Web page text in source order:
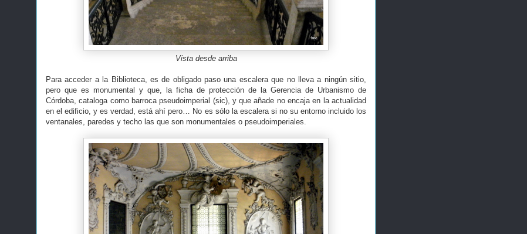
Vista desde arriba
Para acceder a la Biblioteca, es de obligado paso una escalera que no lleva a ningún sitio,
pero que es monumental y que, la ficha de protección de la Gerencia de Urbanismo de
Córdoba, cataloga como barroca pseudoimperial (sic), y que añade no encaja en la actualidad
en el edificio, y es verdad, está ahí pero… No es sólo la escalera si no su entorno incluido los
ventanales, paredes y techo las que son monumentales o pseudoimperiales.